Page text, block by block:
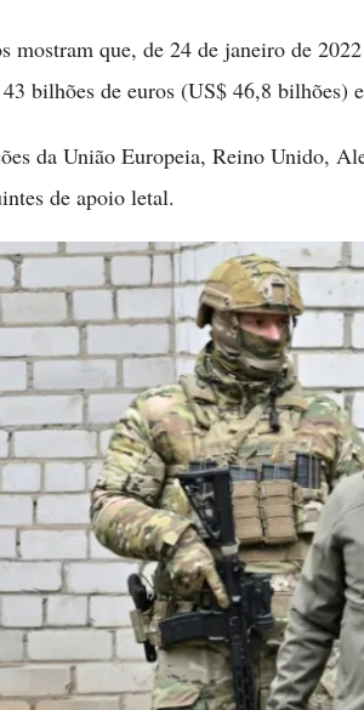
mostram que, de 24 de janeiro de
bilhões de euros (US$ 46,8 bilhões)
da União Europeia, Reino Unido,
de apoio letal.